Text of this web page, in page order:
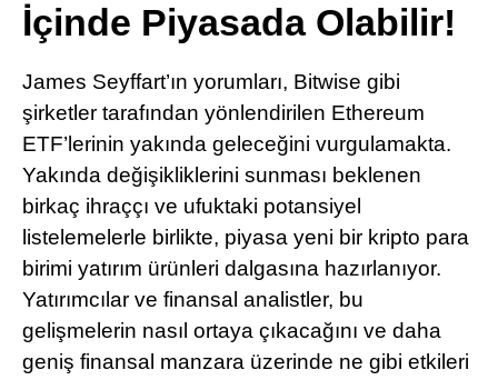
LinkedIn
Telegram
İçinde Piyasada Olabilir!
James Seyffart’ın yorumları, Bitwise gibi
şirketler tarafından yönlendirilen Ethereum
ETF’lerinin yakında geleceğini vurgulamakta.
Yakında değişikliklerini sunması beklenen
birkaç ihraççı ve ufuktaki potansiyel
listelemelerle birlikte, piyasa yeni bir kripto para
birimi yatırım ürünleri dalgasına hazırlanıyor.
Yatırımcılar ve finansal analistler, bu
gelişmelerin nasıl ortaya çıkacağını ve daha
geniş finansal manzara üzerinde ne gibi etkileri